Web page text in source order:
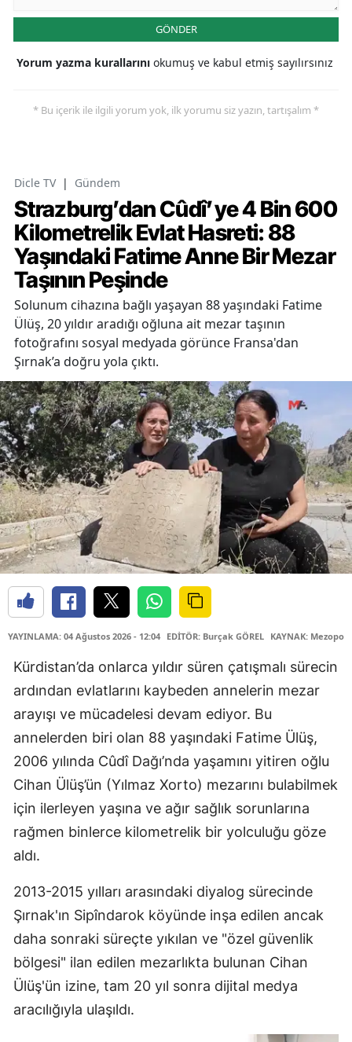
GÖNDER
Yorum yazma kurallarını okumuş ve kabul etmiş sayılırsınız
* Bu içerik ile ilgili yorum yok, ilk yorumu siz yazın, tartışalım *
Dicle TV | Gündem
Strazburg’dan Cûdî’ye 4 Bin 600
Kilometrelik Evlat Hasreti: 88
Yaşındaki Fatime Anne Bir Mezar
Taşının Peşinde
Solunum cihazına bağlı yaşayan 88 yaşındaki Fatime
Ülüş, 20 yıldır aradığı oğluna ait mezar taşının
fotoğrafını sosyal medyada görünce Fransa'dan
Şırnak’a doğru yola çıktı.
YAYINLAMA: 04 Ağustos 2026 - 12:04 EDİTÖR: Burçak GÖREL KAYNAK:
Kürdistan’da onlarca yıldır süren çatışmalı sürecin
ardından evlatlarını kaybeden annelerin mezar
arayışı ve mücadelesi devam ediyor. Bu
annelerden biri olan 88 yaşındaki Fatime Ülüş,
2006 yılında Cûdî Dağı’nda yaşamını yitiren oğlu
Cihan Ülüş’ün (Yılmaz Xorto) mezarını bulabilmek
için ilerleyen yaşına ve ağır sağlık sorunlarına
rağmen binlerce kilometrelik bir yolculuğu göze
aldı.
2013-2015 yılları arasındaki diyalog sürecinde
Şırnak'ın Sipîndarok köyünde inşa edilen ancak
daha sonraki süreçte yıkılan ve "özel güvenlik
bölgesi" ilan edilen mezarlıkta bulunan Cihan
Ülüş'ün izine, tam 20 yıl sonra dijital medya
aracılığıyla ulaşıldı.